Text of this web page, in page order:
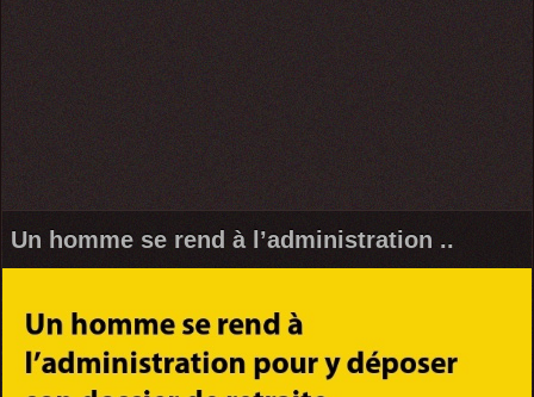
Un homme se rend à l’administration ..